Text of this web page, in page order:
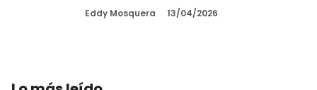
Eddy Mosquera 13/04/2026